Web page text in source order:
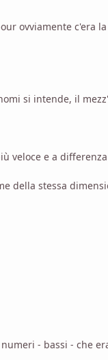
ovviamente c'era
si intende, il
veloce e a
della stessa
- bassi - che